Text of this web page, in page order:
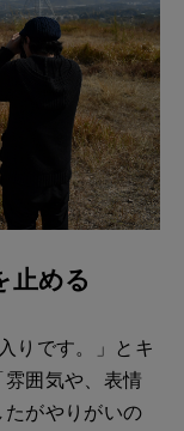
止める
りです。」とキ
囲気や、表情
がやりがいの